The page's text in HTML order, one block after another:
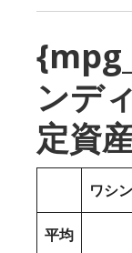
ンデ
定資
ワシ
平均